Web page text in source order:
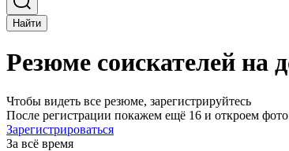
Найти
Резюме соискателей на
Чтобы видеть все резюме, зарегистрируйтесь
После регистрации покажем ещё 16 и откроем фото
Зарегистрироваться
За всё время